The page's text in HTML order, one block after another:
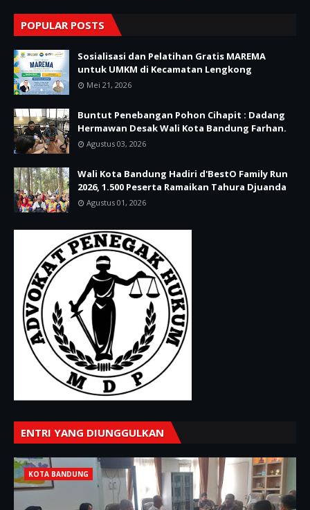
POPULAR POSTS
Sosialisasi dan Pelatihan Gratis MAREMA
untuk UMKM di Kecamatan Lengkong
Mei 21, 2026
Buntut Penebangan Pohon Cihapit : Dadang
Hermawan Desak Wali Kota Bandung Farhan.
Agustus 03, 2026
Wali Kota Bandung Hadiri d'BestO Family Run
2026, 1.500 Peserta Ramaikan Tahura Djuanda
Agustus 01, 2026
ENTRI YANG DIUNGGULKAN
KOTA BANDUNG